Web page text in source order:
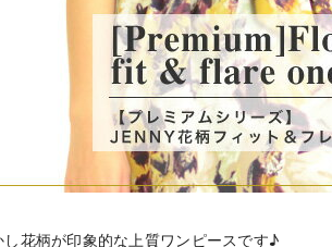
し花柄が印象的な上質ワンピースです♪